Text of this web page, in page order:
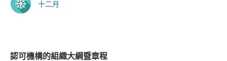
十二月
認可機構的組織大綱暨章程